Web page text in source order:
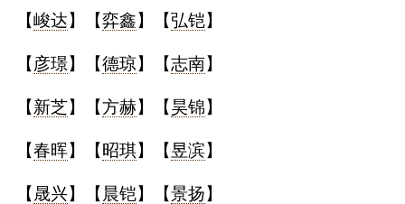
【峻达】【弈鑫】【弘铠】
【 彦璟】【德琼】【志南】
【新芝】【方赫】【昊锦】
【春晖】【 昭琪】【昱滨】
【 晟兴】【 晨铠】【景扬】